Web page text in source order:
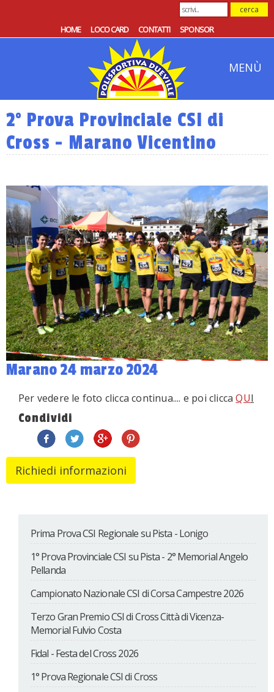
HOME LOCO CARD CONTATTI SPONSOR
MENÙ
2° Prova Provinciale CSI di
Cross - Marano Vicentino
Marano 24 marzo 2024
Per vedere le foto clicca continua.... e poi cliccaQUI
Condividi
Prima Prova CSI Regionale su Pista - Lonigo
1° Prova Provinciale CSI su Pista - 2° Memorial Angelo
Pellanda
Campionato Nazionale CSI di Corsa Campestre 2026
Terzo Gran Premio CSI di Cross Città di Vicenza-
Memorial Fulvio Costa
Fidal - Festa del Cross 2026
1° Prova Regionale CSI di Cross